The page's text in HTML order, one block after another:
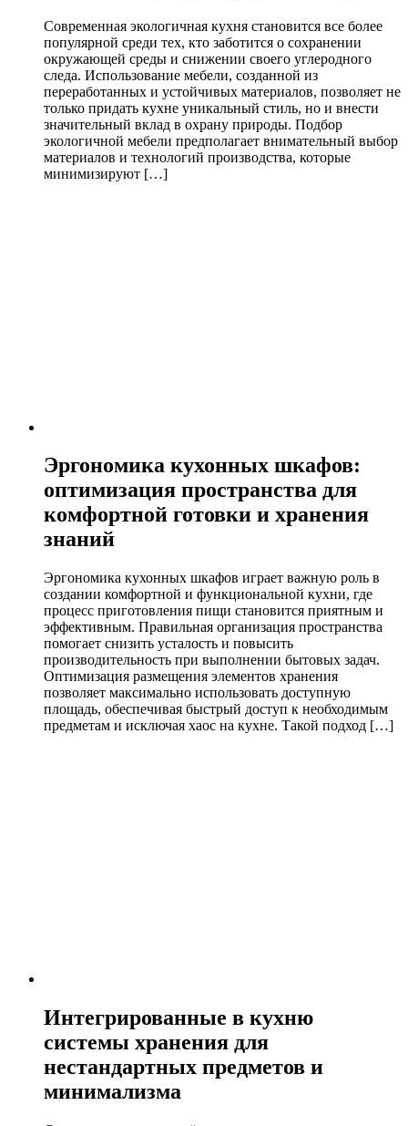
Современная экологичная кухня становится все более
популярной среди тех, кто заботится о сохранении
окружающей среды и снижении своего углеродного
следа. Использование мебели, созданной из
переработанных и устойчивых материалов, позволяет не
только придать кухне уникальный стиль, но и внести
значительный вклад в охрану природы. Подбор
экологичной мебели предполагает внимательный выбор
материалов и технологий производства, которые
минимизируют […]
Эргономика кухонных шкафов:
оптимизация пространства для
комфортной готовки и хранения
знаний
Эргономика кухонных шкафов играет важную роль в
создании комфортной и функциональной кухни, где
процесс приготовления пищи становится приятным и
эффективным. Правильная организация пространства
помогает снизить усталость и повысить
производительность при выполнении бытовых задач.
Оптимизация размещения элементов хранения
позволяет максимально использовать доступную
площадь, обеспечивая быстрый доступ к необходимым
предметам и исключая хаос на кухне. Такой подход […]
Интегрированные в кухню
системы хранения для
нестандартных предметов и
минимализма